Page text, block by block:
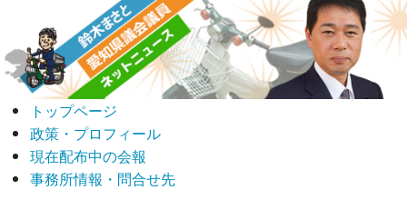
トップページ
政策・プロフィール
現在配布中の会報
事務所情報・問合せ先